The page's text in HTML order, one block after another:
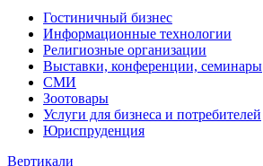
Гостиничный бизнес
Информационные технологии
Религиозные организации
Выставки, конференции, семинары
СМИ
Зоотовары
Услуги для бизнеса и потребителей
Юриспруденция
Вертикали